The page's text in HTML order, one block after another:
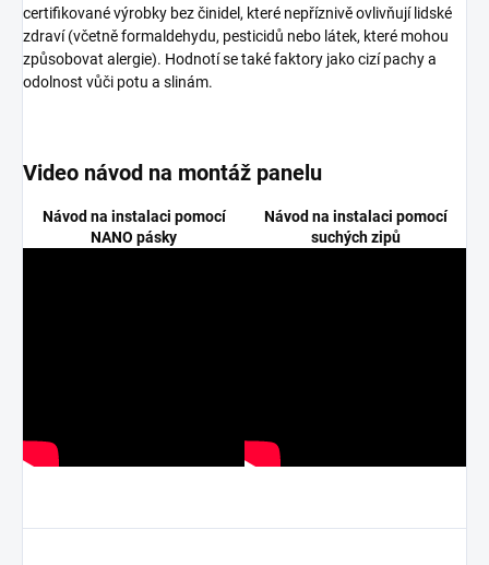
certifikované výrobky bez činidel, které nepříznivě ovlivňují lidské
zdraví (včetně formaldehydu, pesticidů nebo látek, které mohou
způsobovat alergie). Hodnotí se také faktory jako cizí pachy a
odolnost vůči potu a slinám.
Video návod na montáž panelu
Návod na instalaci pomocí
NANO pásky
Návod na instalaci pomocí
suchých zipů